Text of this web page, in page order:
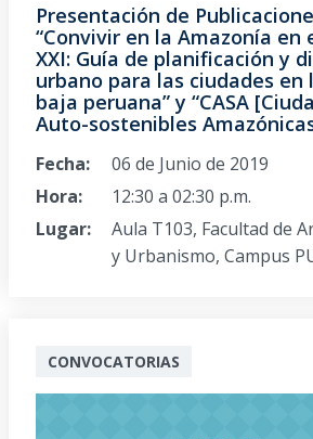
Presentación de
“Convivir en la Amazonía en
XXI: Guía de planificación y
urbano para las ciudades en
baja peruana” y “CASA
Auto-sostenibles
Fecha:
06 de Junio de 2019
Hora:
12:30 a 02:30 p.m.
Lugar:
Aula T103, Facultad de
y Urbanismo, Campus
CONVOCATORIAS